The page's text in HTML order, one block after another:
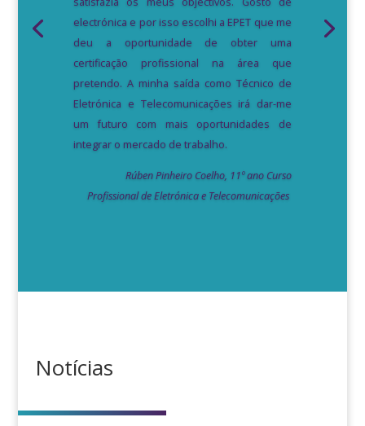
electrónica e por isso escolhi a EPET que me
deu a oportunidade de obter uma
certificação profissional na área que
pretendo. A minha saída como Técnico de
Eletrónica e Telecomunicações irá dar-me
um futuro com mais oportunidades de
integrar o mercado de trabalho.
Rúben Pinheiro Coelho, 11º ano Curso
Profissional de Eletrónica e Telecomunicações
Andressa Agnes Almeida Viana , 3º ciclo curso
vocacional
Notícias